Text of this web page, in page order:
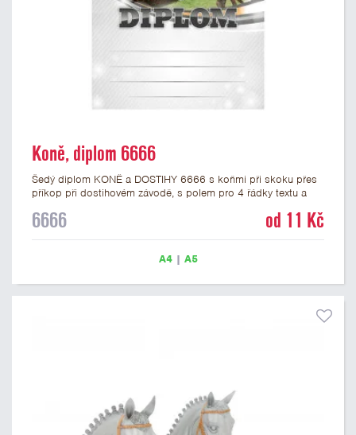
Koně, diplom 6666
Šedý diplom KONĚ a DOSTIHY 6666 s koňmi při skoku přes
příkop při dostihovém závodě, s polem pro 4 řádky textu a
formátu A4 a A5. Papírový diplom s motivem závodu koní má
6666 od 11 Kč
A4| A5